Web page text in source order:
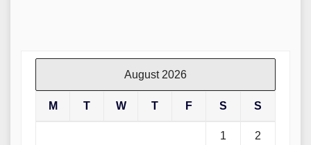
August 2026
M T W T F S S
1 2